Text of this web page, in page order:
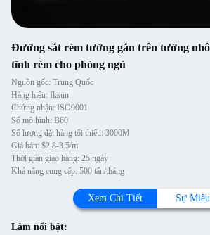
Đường sắt rèm tường gắn trên tường
tĩnh rèm cho phòng ngủ
Nguồn gốc: Trung Quốc
Hàng hiệu: Iksun
Chứng nhận: ISO9001
Số mô hình: B60
Số lượng đặt hàng tối thiểu: 3000M
Giá bán: $2.8-3.5/m
Thời gian giao hàng: 25 ngày
Khả năng cung cấp: 500 tấn/tháng
Xem Chi Tiết Sự
Làm nổi bật: